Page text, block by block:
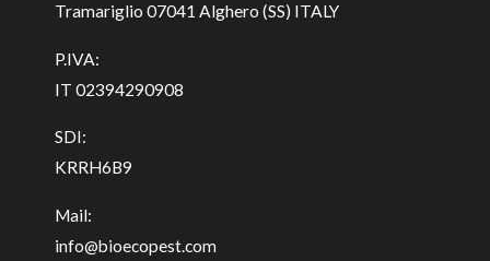
Tramariglio 07041 Alghero (SS) ITALY
P.IVA:
IT 02394290908
SDI:
KRRH6B9
Mail:
info@bioecopest.com